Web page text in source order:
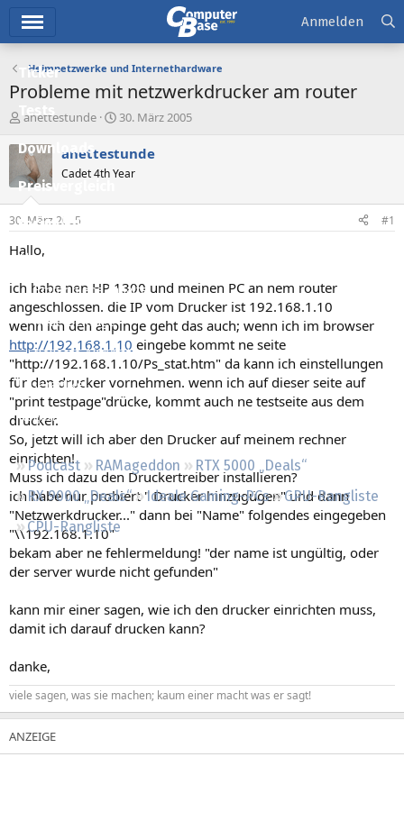
Ticker
Tests
Downloads
Preisvergleich
Forum
Aktuelles
Empfohlene Inhalte
Neue Beiträge
Neueste Aktivitäten
Leserartikel
Regeln
Podcast RAMageddon
RTX 5000 „Deals“
RX 9000 „Deals“
Ideale Gaming-PCs
GPU-Rangliste
CPU-Rangliste
Anmelden
Heimnetzwerke und Internethardware
Probleme mit netzwerkdrucker am router
E
s
t
e
e
r
anettestunde
E
s
e
t
30. März 2005
anettestunde
Cadet 4th Year
30. März 2005 #1
Hallo,
ich habe nen HP 1300 und meinen PC an nem router
angeschlossen. die IP vom Drucker ist 192.168.1.10
wenn ich den anpinge geht das auch; wenn ich im browser
http://192.168.1.10 eingebe kommt ne seite
"http://192.168.1.10/Ps_stat.htm" da kann ich einstellungen
für den drucker vornehmen. wenn ich auf dieser seite auf
"print testpage"drücke, kommt auch ne testseite aus dem
drucker.
So, jetzt will ich aber den Drucker auf meinem rechner
einrichten!
Muss ich dazu den Druckertreiber installieren?
ich habe nur probiert " Drucker hinzugügen" und dann
"Netzwerkdrucker..." dann bei "Name" folgendes eingegeben
"\\192.168.1.10"
bekam aber ne fehlermeldung! "der name ist ungültig, oder
der server wurde nicht gefunden"
kann mir einer sagen, wie ich den drucker einrichten muss,
damit ich darauf drucken kann?
danke,
viele sagen, was sie machen; kaum einer macht was er sagt!